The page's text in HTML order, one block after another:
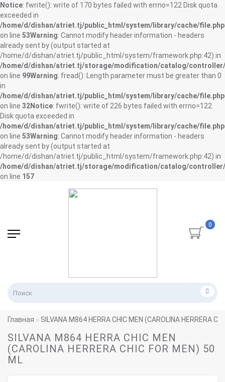
Notice: fwrite(): write of 170 bytes failed with errno=122 Disk quota
exceeded in
/home/d/dishan/atriet.tj/public_html/system/library/cache/file.php
on line 53Warning: Cannot modify header information - headers
already sent by (output started at
/home/d/dishan/atriet.tj/public_html/system/framework.php:42) in
/home/d/dishan/atriet.tj/storage/modification/catalog/
on line 99Warning: fread(): Length parameter must be greater than 0
in
/home/d/dishan/atriet.tj/public_html/system/library/cache/file.php
on line 32Notice: fwrite(): write of 226 bytes failed with errno=122
Disk quota exceeded in
/home/d/dishan/atriet.tj/public_html/system/library/cache/file.php
on line 53Warning: Cannot modify header information - headers
already sent by (output started at
/home/d/dishan/atriet.tj/public_html/system/framework.php:42) in
/home/d/dishan/atriet.tj/storage/modification/catalog/
on line 157
0
Главная SILVANA M864 HERRA CHIC MEN (CAROLINA HERRERA
SILVANA M864 HERRA CHIC MEN
(CAROLINA HERRERA CHIC FOR MEN) 50
ML